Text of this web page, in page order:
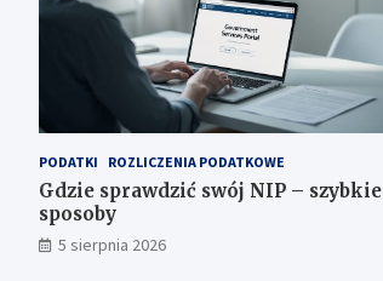
PODATKI ROZLICZENIA PODATKOWE
Gdzie sprawdzić swój NIP – szybkie
sposoby
5 sierpnia 2026